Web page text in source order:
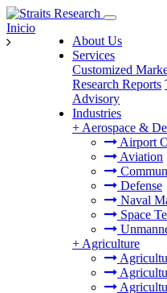
About Us
Services
Customized
Research Reports
Advisory
Industries
+ Aerospace &
Airport
Aviation
Defense
Naval
Space
+ Agriculture
Inicio